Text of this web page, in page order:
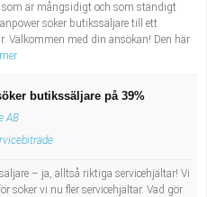
är mångsidigt och som ständigt
söker butikssäljare till ett
Välkommen med din ansökan! Den här
butikssäljare på 39%
AB
– ja, alltså riktiga servicehjältar! Vi
söker vi nu fler servicehjältar. Vad gör